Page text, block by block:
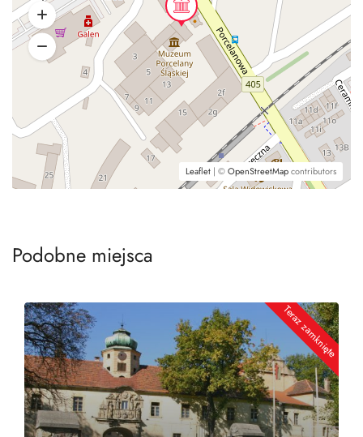
Leaflet | ©OpenStreetMapcontributors
Podobne miejsca
Teraz zamknięte